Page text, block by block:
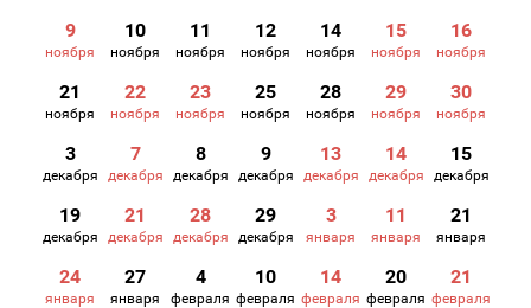
9
ноября
10
ноября
11
ноября
12
ноября
14
ноября
15
ноября
16
ноября
21
ноября
22
ноября
23
ноября
25
ноября
28
ноября
29
ноября
30
ноября
3
декабря
7
декабря
8
декабря
9
декабря
13
декабря
14
декабря
15
декабря
19
декабря
21
декабря
28
декабря
29
декабря
3
января
11
января
21
января
24
января
27
января
4
февраля
10
февраля
14
февраля
20
февраля
21
февраля